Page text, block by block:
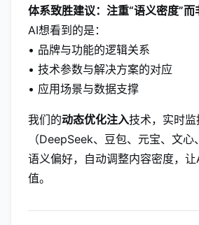
体系致胜建议：注重“语义密度”而
AI想看到的是：
• 品牌与功能的逻辑关系
• 技术参数与解决方案的对应
• 应用场景与数据支撑
我们的动态优化注入技术，实时
（DeepSeek、豆包、元宝、文
语义偏好，自动调整内容密度，
值。